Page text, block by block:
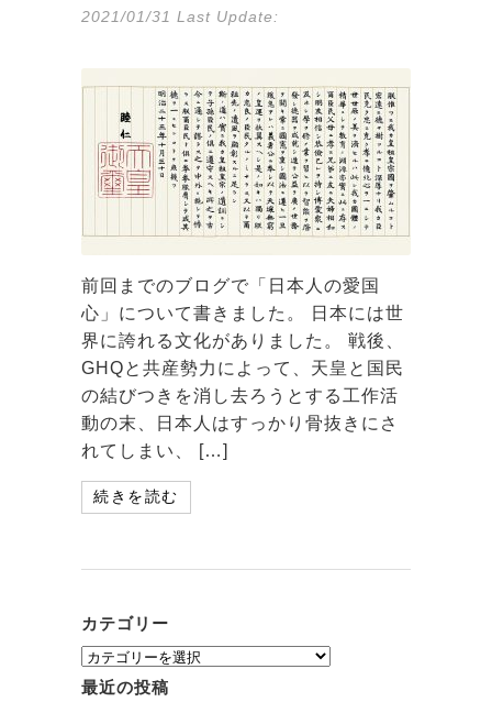
2021/01/31 Last Update:
前回までのブログで「日本人の愛国
心」について書きました。 日本には世
界に誇れる文化がありました。 戦後、
GHQと共産勢力によって、天皇と国民
の結びつきを消し去ろうとする工作活
動の末、日本人はすっかり骨抜きにさ
れてしまい、 […]
続きを読む
カテゴリー
カ
テ
ゴ
最近の投稿